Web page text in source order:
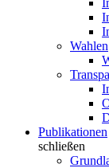
Wahlen
Publikationen
schließen